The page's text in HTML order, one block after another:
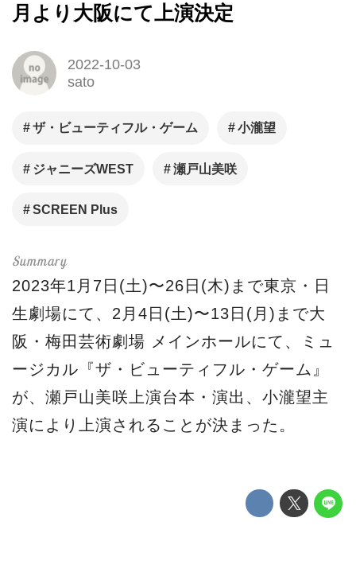
月より大阪にて上演決定
2022-10-03
sato
ザ・ビューティフル・ゲーム 小瀧望
ジャニーズWEST 瀬戸山美咲
SCREEN Plus
2023年1月7日(土)〜26日(木)まで東京・日
生劇場にて、2月4日(土)〜13日(月)まで大
阪・梅田芸術劇場 メインホールにて、ミュ
ージカル『ザ・ビューティフル・ゲーム』
が、瀬戸山美咲上演台本・演出、小瀧望主
演により上演されることが決まった。